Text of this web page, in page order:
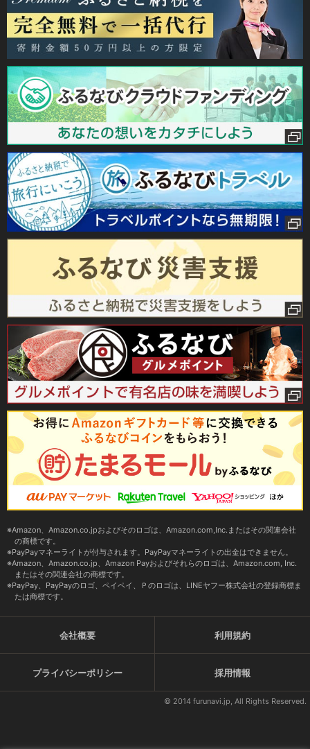
Amazon、Amazon.co.jpおよびそのロゴは、Amazon.com,Inc.またはその関連会社
の商標です。
PayPayマネーライトが付与されます。PayPayマネーライトの出金はできません。
Amazon、Amazon.co.jp、Amazon Payおよびそれらのロゴは、Amazon.com, Inc.
またはその関連会社の商標です。
PayPay、PayPayのロゴ、ペイペイ、Ｐのロゴは、LINEヤフー株式会社の登録商標ま
たは商標です。
会社概要 利用規約
プライバシーポリシー 採用情報
© 2014 furunavi.jp, All Rights Reserved.